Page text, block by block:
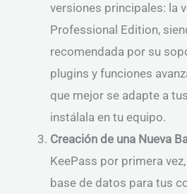
versiones principales: la
Professional Edition,
recomendada por su
plugins y funciones
que mejor se adapte a
instálala en tu equipo.
Creación de una Nueva
KeePass por primera
base de datos para tus